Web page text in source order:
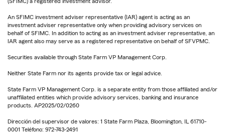
An SFIMC investment adviser representative (IAR) agent is acting as an
investment adviser representative only when providing advisory services on
behalf of SFIMC. In addition to acting as an investment adviser representative, an
IAR agent also may serve as a registered representative on behalf of SFVPMC.
Securities available through State Farm VP Management Corp.
Neither State Farm nor its agents provide tax or legal advice.
State Farm VP Management Corp. is a separate entity from those affiliated and/or
unaffiliated entities which provide advisory services, banking and insurance
products. AP2025/02/0260
Dirección del supervisor de valores: 1 State Farm Plaza, Bloomington, IL 61710-
0001 Teléfono: 972-743-2491